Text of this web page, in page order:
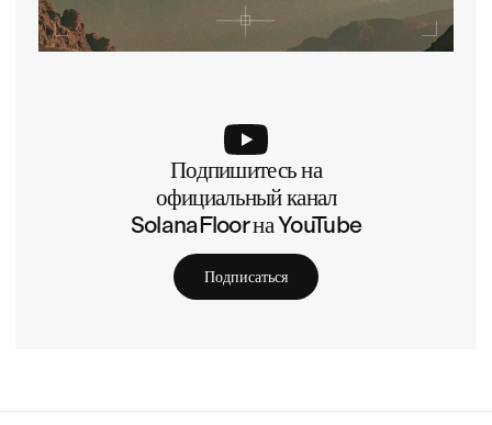
Подпишитесь на
официальный канал
SolanaFloor на YouTube
Подписаться